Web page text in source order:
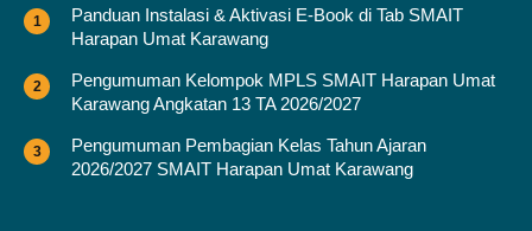
Panduan Instalasi & Aktivasi E-Book di Tab SMAIT
Harapan Umat Karawang
Pengumuman Kelompok MPLS SMAIT Harapan Umat
Karawang Angkatan 13 TA 2026/2027
Pengumuman Pembagian Kelas Tahun Ajaran
2026/2027 SMAIT Harapan Umat Karawang